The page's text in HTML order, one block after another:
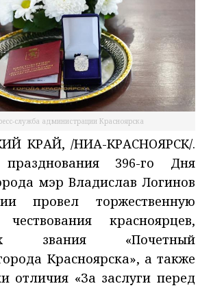
служба администрации Красноярска
КРАЙ, /НИА-КРАСНОЯРСК/.
396-го Дня
мэр Владислав Логинов
провел торжественную
красноярцев,
звания «Почетный
Красноярска», а также
отличия «За заслуги перед